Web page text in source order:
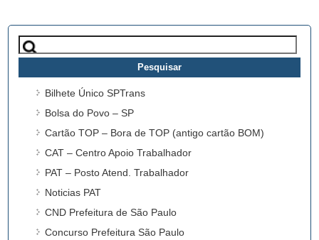
Pesquisar
por:
Bilhete Único SPTrans
Bolsa do Povo – SP
Cartão TOP – Bora de TOP (antigo cartão BOM)
CAT – Centro Apoio Trabalhador
PAT – Posto Atend. Trabalhador
Noticias PAT
CND Prefeitura de São Paulo
Concurso Prefeitura São Paulo